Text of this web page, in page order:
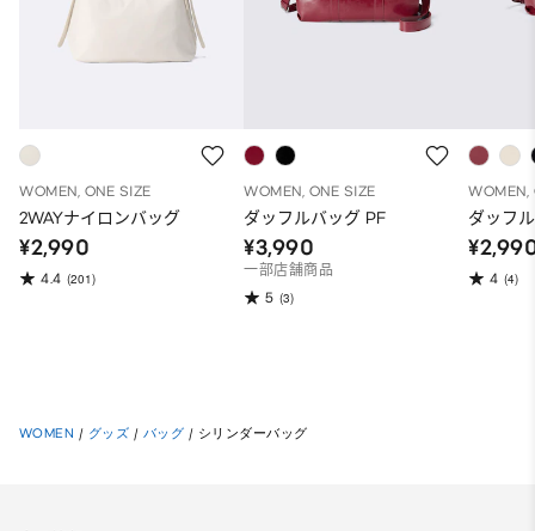
WOMEN, ONE SIZE
2WAYナイロンバッグ
¥2,990
4.4 (201)
WOMEN, ONE SIZE
ダッフルバッグ PF
¥3,990
一部店舗商品
5 (3)
WOMEN,
ダッフ
4 (4)
WOMEN / グッズ / バッグ / シリンダーバッグ